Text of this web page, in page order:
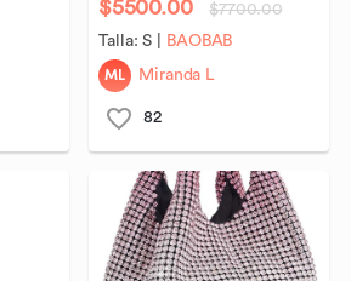
$5500.00
$7700.00
Talla:S BAOBAB
ML Miranda L
82